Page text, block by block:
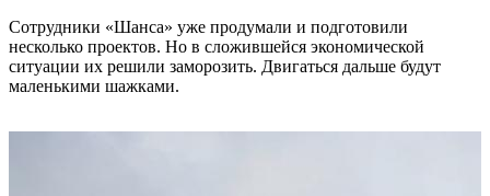
Сотрудники «Шанса» уже продумали и подготовили
несколько проектов. Но в сложившейся экономической
ситуации их решили заморозить. Двигаться дальше будут
маленькими шажками.